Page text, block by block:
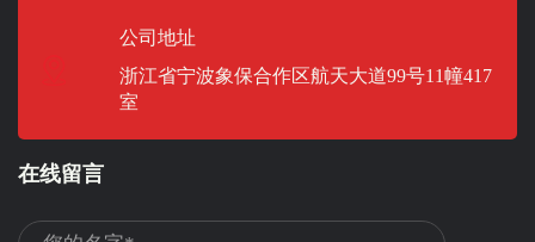
公司地址
浙江省宁波象保合作区航天大道99号11幢417
室
在线留言